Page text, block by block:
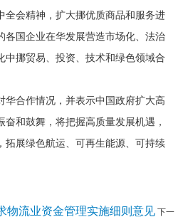
全会精神，扩大挪优质商品和服务进
各国企业在华发展营造市场化、法治
中挪贸易、投资、技术和绿色领域合
华合作情况，并表示中国政府扩大高
和鼓舞，将把握高质量发展机遇，
拓展绿色航运、可再生能源、可持续
物流业资金管理实施细则意见 下一